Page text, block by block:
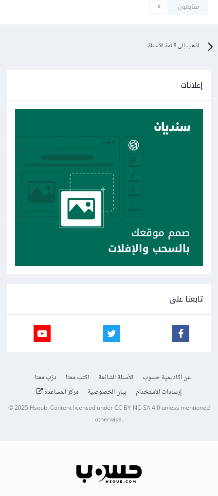
متابعون
0
اذهب إلى قائمة الأسئلة
إعلانات
تابعنا على
عن أكاديمية حسوب الأسئلة الشائعة اكتب معنا
درّب معنا
إرشادات الاستخدام
بيان الخصوصية مركز المساعدة
© 2025Hsoub.Content licensed underCC BY-NC-SA 4.0unless mentioned
otherwise.